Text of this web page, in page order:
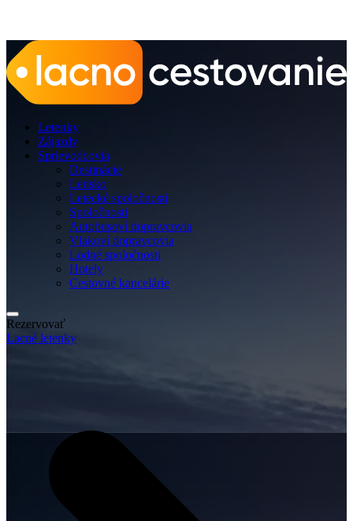
Letenky
Zájazdy
Sprievodcovia
Destinácie
Letisko
Letecké spoločnosti
Spoločnosti
Autobusoví dopravcovia
Vlakoví dopravcovia
Lodné spoločnosti
Hotely
Cestovné kancelárie
Rezervovať
Lacné letenky